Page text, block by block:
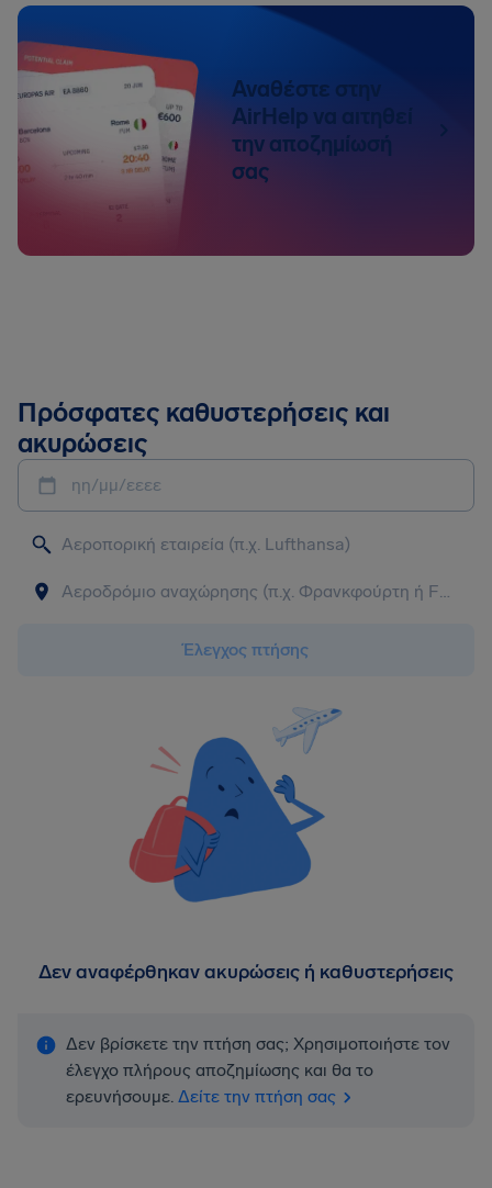
Αναθέστε στην
AirHelp να αιτηθεί
την αποζημίωσή
σας
Πρόσφατες καθυστερήσεις και
ακυρώσεις
ηη/μμ/εεεε
Έλεγχος πτήσης
Δεν αναφέρθηκαν ακυρώσεις ή καθυστερήσεις
Δεν βρίσκετε την πτήση σας; Χρησιμοποιήστε τον
έλεγχο πλήρους αποζημίωσης και θα το
ερευνήσουμε. Δείτε την πτήση σας